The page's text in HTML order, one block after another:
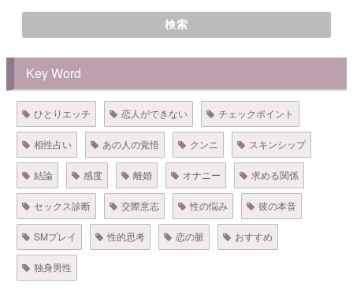
検索
Key Word
ひとりエッチ 恋人ができない チェックポイント
相性占い あの人の覚悟 クンニ スキンシップ
結論 感度 離婚 オナニー 求める関係
セックス診断 交際意志 性の悩み 彼の本音
SMプレイ 性的思考 恋の脈 おすすめ
独身男性